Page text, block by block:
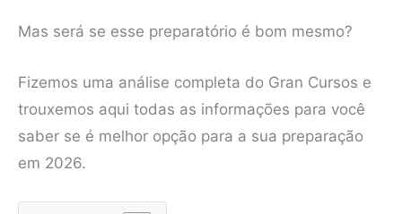
Mas será se esse preparatório é bom mesmo?
Fizemos uma análise completa do Gran Cursos e
trouxemos aqui todas as informações para você
saber se é melhor opção para a sua preparação
em 2026.